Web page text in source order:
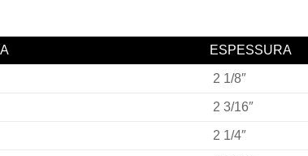
ESPESSURA
2 1/8″
2 3/16″
2 1/4″